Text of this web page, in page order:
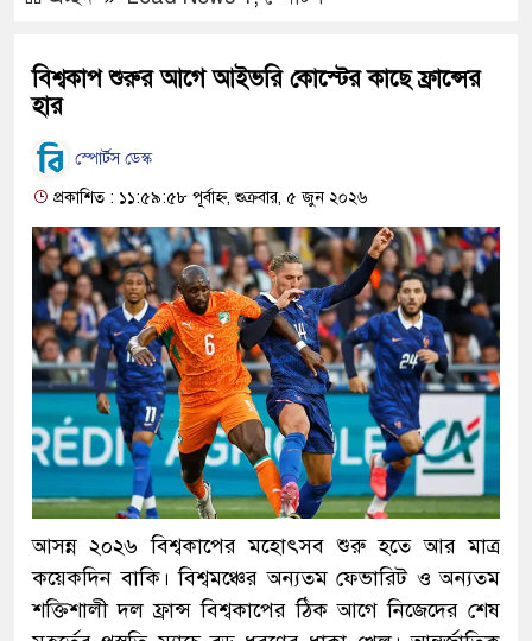
বিশ্বকাপ শুরুর আগে আইভরি কোস্টের কাছে ফ্রান্সের
হার
স্পোর্টস ডেস্ক
প্রকাশিত : ১১:৫৯:৫৮ পূর্বাহ্ন, শুক্রবার, ৫ জুন ২০২৬
আসন্ন ২০২৬ বিশ্বকাপের মহোৎসব শুরু হতে আর মাত্র
কয়েকদিন বাকি। বিশ্বমঞ্চের অন্যতম ফেভারিট ও অন্যতম
শক্তিশালী দল ফ্রান্স বিশ্বকাপের ঠিক আগে নিজেদের শেষ